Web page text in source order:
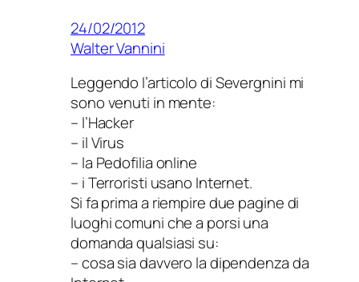
24/02/2012
Walter Vannini
Leggendo l’articolo di Severgnini mi
sono venuti in mente:
– l’Hacker
– il Virus
– la Pedofilia online
– i Terroristi usano Internet.
Si fa prima a riempire due pagine di
luoghi comuni che a porsi una
domanda qualsiasi su:
– cosa sia davvero la dipendenza da